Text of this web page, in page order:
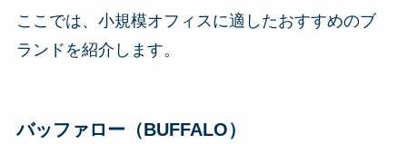
ここでは、小規模オフィスに適したおすすめのブ
ランドを紹介します。
バッファロー（BUFFALO）